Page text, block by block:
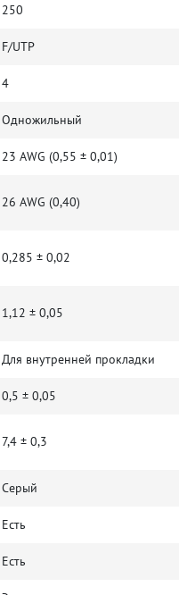
250
F/UTP
4
Одножильный
23 AWG (0,55 ± 0,01)
26 AWG (0,40)
0,285 ± 0,02
1,12 ± 0,05
Для внутренней прокладки
0,5 ± 0,05
7,4 ± 0,3
Серый
Есть
Есть